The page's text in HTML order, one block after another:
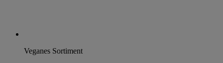
Veganes Sortiment